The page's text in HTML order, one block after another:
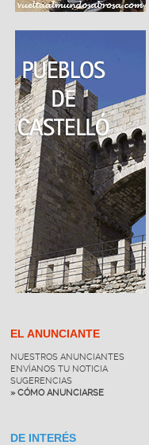
EL ANUNCIANTE
NUESTROS ANUNCIANTES
ENVÍANOS TU NOTICIA
SUGERENCIAS
» CÓMO ANUNCIARSE
DE INTERÉS